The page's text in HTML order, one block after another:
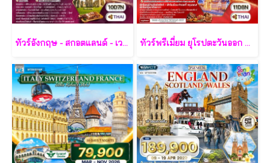
ทัวร์อังกฤษ - สกอตแลนด์ - เวลส์ 10 วัน - TG ทัวร์พรีเมี่ยม ยุโรปตะวันออก พักหมู่บ้านฮัลล์สตัทท์ 11วัน 8คืน - TG